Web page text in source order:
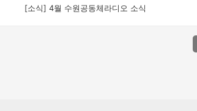
[소식] 4월 수원공동체라디오 소식